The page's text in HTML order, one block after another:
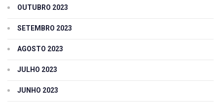
OUTUBRO 2023
SETEMBRO 2023
AGOSTO 2023
JULHO 2023
JUNHO 2023